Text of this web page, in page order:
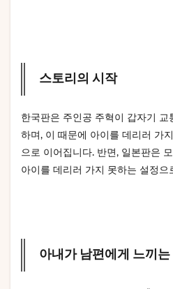
스토리의 시작
한국판은 주인공 주혁이 갑자기
하며, 이 때문에 아이를 데리러 가
으로 이어집니다. 반면, 일본판은
아이를 데리러 가지 못하는 설정으
아내가 남편에게 느끼는